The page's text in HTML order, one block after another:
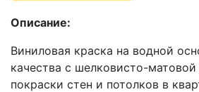
Описание:
Виниловая краска на водной
качества с шелковисто-матовой
покраски стен и потолков в